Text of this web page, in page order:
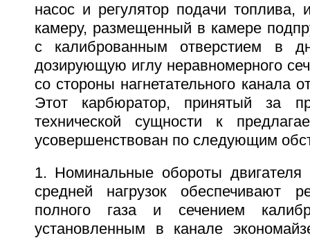
насос и регулятор подачи
камеру, размещенный в камере
с калиброванным отверстием в
дозирующую иглу неравномерного
со стороны нагнетательного канала
Этот карбюратор, принятый за
технической сущности к
усовершенствован по следующим
1. Номинальные обороты
средней нагрузок обеспечивают
полного газа и сечением
установленным в канале